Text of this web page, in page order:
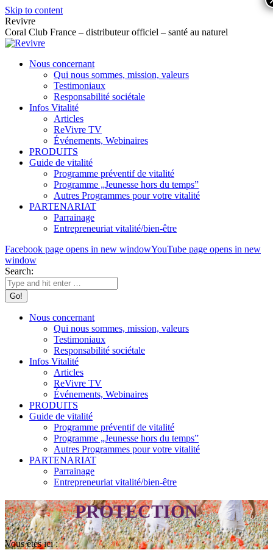
Skip to content
Revivre
Coral Club France – distributeur officiel – santé au naturel
Nous concernant
Qui nous sommes, mission, valeurs
Testimoniaux
Responsabilité sociétale
Infos Vitalité
Articles
ReVivre TV
Événements, Webinaires
PRODUITS
Guide de vitalité
Programme préventif de vitalité
Programme „Jeunesse hors du temps”
Autres Programmes pour votre vitalité
PARTENARIAT
Parrainage
Entrepreneuriat vitalité/bien-être
Facebook page opens in new windowYouTube page opens in new
window
Search:
Nous concernant
Qui nous sommes, mission, valeurs
Testimoniaux
Responsabilité sociétale
Infos Vitalité
Articles
ReVivre TV
Événements, Webinaires
PRODUITS
Guide de vitalité
Programme préventif de vitalité
Programme „Jeunesse hors du temps”
Autres Programmes pour votre vitalité
PARTENARIAT
Parrainage
Entrepreneuriat vitalité/bien-être
PROTECTION
Vous êtes ici :